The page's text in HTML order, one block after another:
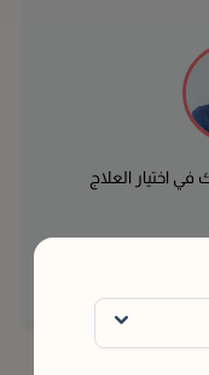
اختيار العلاج